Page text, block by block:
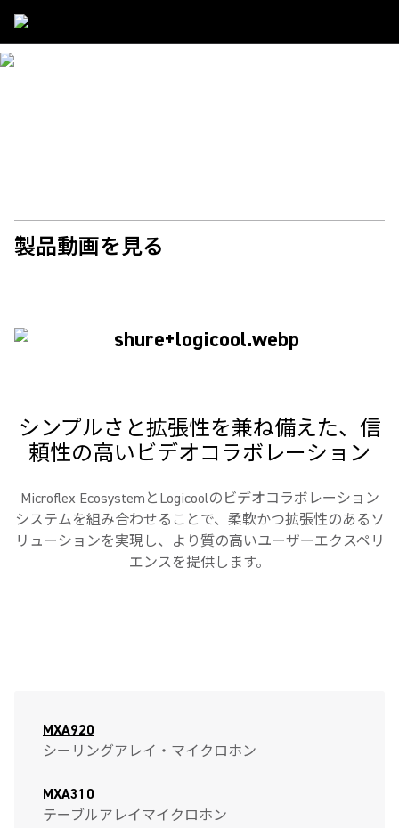
製品動画を見る
シンプルさと拡張性を兼ね備えた、信
頼性の高いビデオコラボレーション
Microflex EcosystemとLogicoolのビデオコラボレーション
システムを組み合わせることで、柔軟かつ拡張性のあるソ
リューションを実現し、より質の高いユーザーエクスペリ
エンスを提供します。
MXA920
シーリングアレイ・マイクロホン
MXA310
テーブルアレイマイクロホン